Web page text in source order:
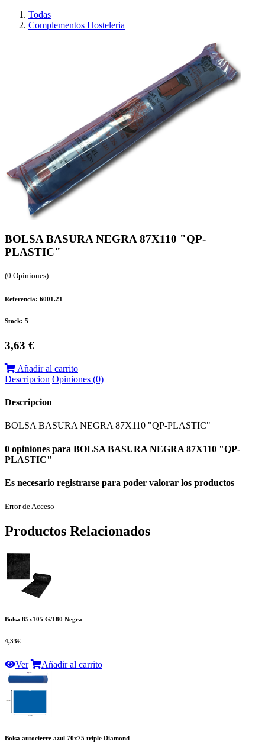
Todas
Complementos Hosteleria
BOLSA BASURA NEGRA 87X110 "QP-
PLASTIC"
(0 Opiniones)
Referencia: 6001.21
Stock: 5
3,63 €
Añadir al carrito
Descripcion Opiniones (0)
Descripcion
BOLSA BASURA NEGRA 87X110 "QP-PLASTIC"
0 opiniones para BOLSA BASURA NEGRA 87X110 "QP-
PLASTIC"
Es necesario registrarse para poder valorar los productos
Error de Acceso
Productos Relacionados
Bolsa 85x105 G/180 Negra
4,33€
Ver Añadir al carrito
Bolsa autocierre azul 70x75 triple Diamond